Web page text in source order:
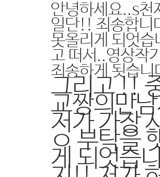
안녕하세요..s천
일단!! 죄송합니
못올리게 되엇
고 떠서..영상작
죄송하게 됫습
그리고 !!
교짱의만
저가 가장
ㅇ 부탁을
게 되엇습